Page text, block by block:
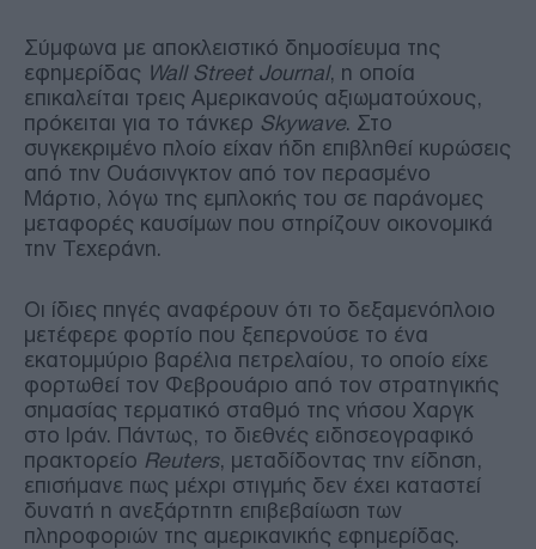
Σύμφωνα με αποκλειστικό δημοσίευμα της
εφημερίδας Wall Street Journal, η οποία
επικαλείται τρεις Αμερικανούς αξιωματούχους,
πρόκειται για το τάνκερ Skywave. Στο
συγκεκριμένο πλοίο είχαν ήδη επιβληθεί κυρώσεις
από την Ουάσινγκτον από τον περασμένο
Μάρτιο, λόγω της εμπλοκής του σε παράνομες
μεταφορές καυσίμων που στηρίζουν οικονομικά
την Τεχεράνη.
Οι ίδιες πηγές αναφέρουν ότι το δεξαμενόπλοιο
μετέφερε φορτίο που ξεπερνούσε το ένα
εκατομμύριο βαρέλια πετρελαίου, το οποίο είχε
φορτωθεί τον Φεβρουάριο από τον στρατηγικής
σημασίας τερματικό σταθμό της νήσου Χαργκ
στο Ιράν. Πάντως, το διεθνές ειδησεογραφικό
πρακτορείο Reuters, μεταδίδοντας την είδηση,
επισήμανε πως μέχρι στιγμής δεν έχει καταστεί
δυνατή η ανεξάρτητη επιβεβαίωση των
πληροφοριών της αμερικανικής εφημερίδας.